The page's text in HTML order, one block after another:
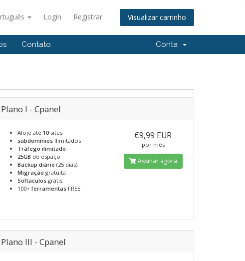
Login Registrar Visualizar carrinho
Contato Conta
Plano I - Cpanel
Aloje até10 sites
subdomínios Ilimitados
Tráfego ilimitado
25GB de espaço
Backup diário (25 dias)
Migração gratuita
Softaculos grátis
100+ferramentas FREE
€9,99 EUR
por mês
Assinar agora
Plano III - Cpanel